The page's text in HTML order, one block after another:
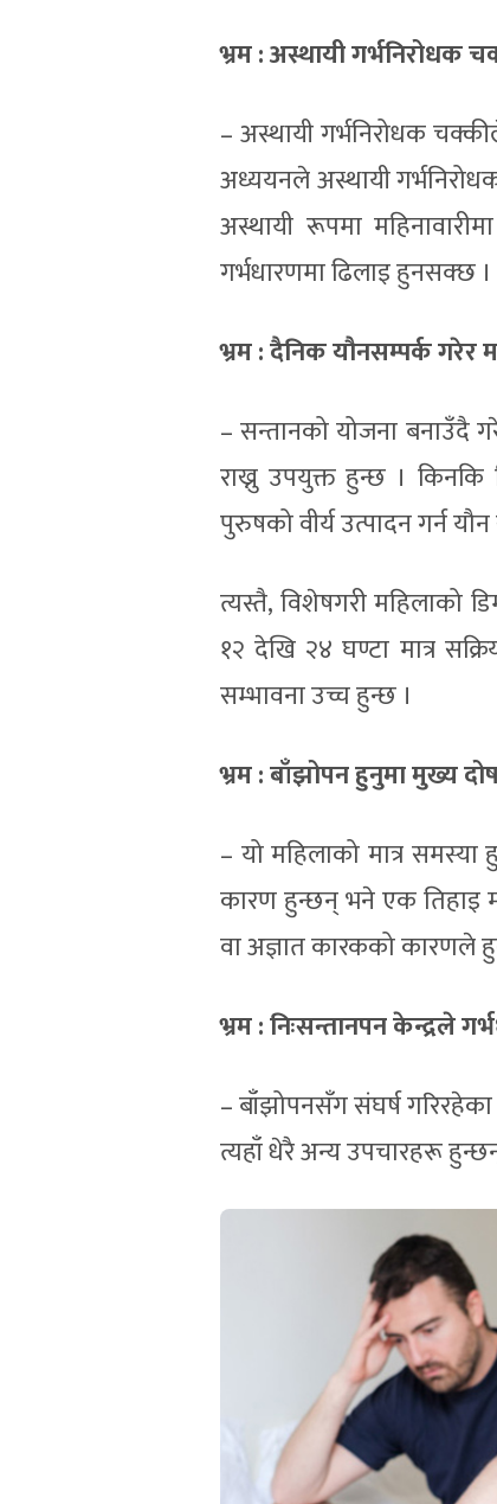
भ्रम:अस्थायी गर्भनिरोधक
– अस्थायी गर्भनिरोधक
अध्ययनले अस्थायी
अस्थायी रूपमा
गर्भधारणमा ढिलाइ हुनसक्छ ।
भ्रम:दैनिक यौनसम्पर्क गरेर
– सन्तानको योजना बनाउँदै
राख्नु उपयुक्त हुन्छ । किनकि
पुरुषको वीर्य उत्पादन गर्न
त्यस्तै, विशेषगरी महिलाको
१२ देखि २४ घण्टा मात्र
सम्भावना उच्च हुन्छ ।
भ्रम:बाँझोपन हुनुमा मुख्य
– यो महिलाको मात्र
कारण हुन्छन् भने एक तिहाइ
वा अज्ञात कारकको कारणले
भ्रम : निःसन्तानपन केन्द्रले
– बाँझोपनसँग संघर्ष गरिरहेका
त्यहाँ धेरै अन्य उपचारहरू